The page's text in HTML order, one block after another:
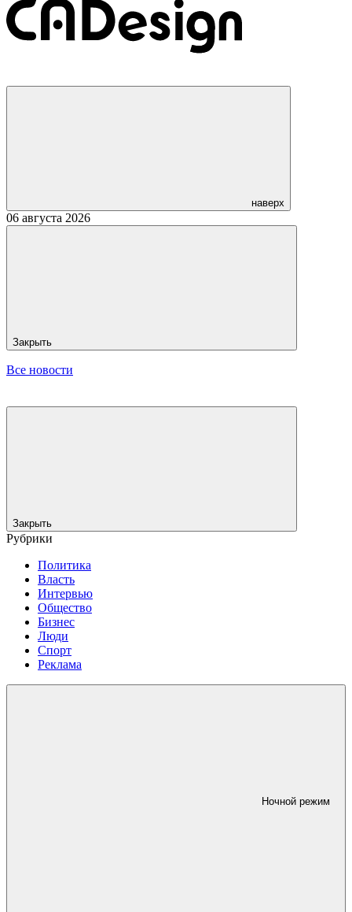
наверх
06 августа 2026
Закрыть
Все новости
Закрыть
Рубрики
Политика
Власть
Интервью
Общество
Бизнес
Люди
Спорт
Реклама
Ночной режим